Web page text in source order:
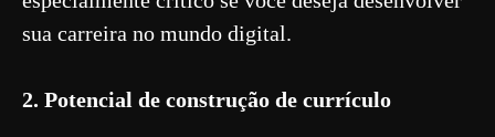
sua carreira no mundo digital.
2. Potencial de construção de currículo